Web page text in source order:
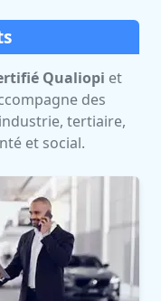
Qualiopi et
des
tertiaire,
et social.